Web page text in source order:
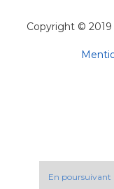
Copyright © 2019
En poursuivant